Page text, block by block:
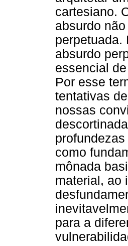
cartesiano.
absurdo
perpetuada.
absurdo
essencial
Por esse
tentativas
nossas
como
mônada
material, ao
para a